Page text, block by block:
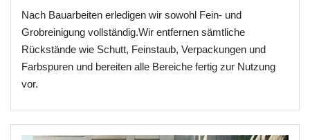
Nach Bauarbeiten erledigen wir sowohl Fein- und
Grobreinigung vollständig.Wir entfernen sämtliche
Rückstände wie Schutt, Feinstaub, Verpackungen und
Farbspuren und bereiten alle Bereiche fertig zur Nutzung
vor.